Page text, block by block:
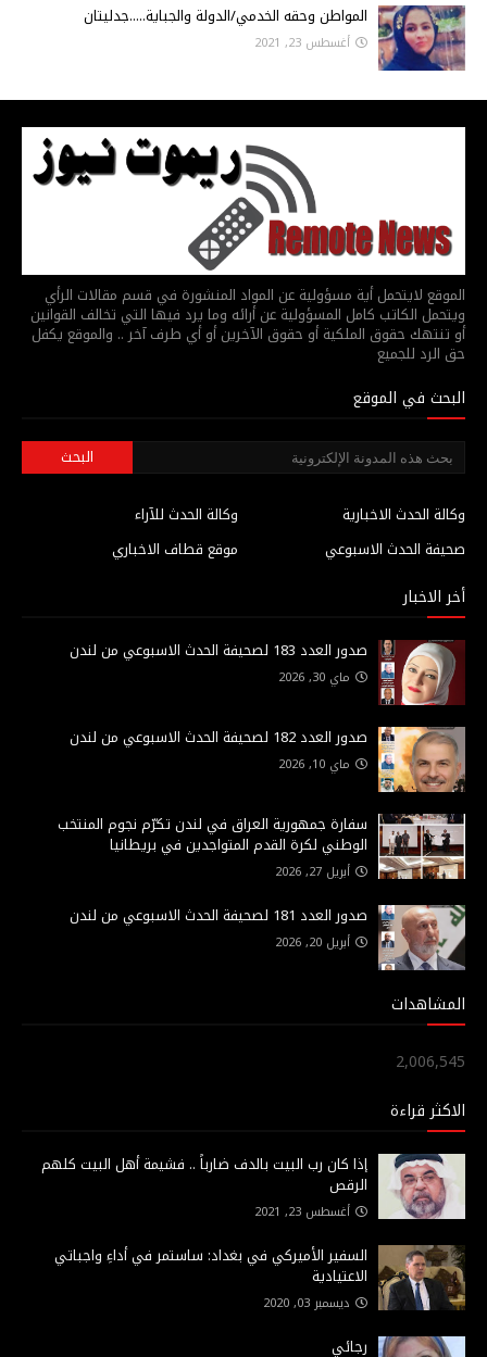
المواطن وحقه الخدمي/الدولة والجباية.....جدليتان
أغسطس 23, 2021
الموقع لايتحمل أية مسؤولية عن المواد المنشورة في قسم مقالات الرأي
ويتحمل الكاتب كامل المسؤولية عن أرائه وما يرد فيها التي تخالف القوانين
أو تنتهك حقوق الملكية أو حقوق الآخرين أو أي طرف آخر .. والموقع يكفل
حق الرد للجميع
البحث في الموقع
وكالة الحدث للآراء
وكالة الحدث الاخبارية
موقع قطاف الاخباري
صحيفة الحدث الاسبوعي
أخر الاخبار
صدور العدد 183 لصحيفة الحدث الاسبوعي من لندن
ماي 30, 2026
صدور العدد 182 لصحيفة الحدث الاسبوعي من لندن
ماي 10, 2026
سفارة جمهورية العراق في لندن تكرّم نجوم المنتخب
الوطني لكرة القدم المتواجدين في بريطانيا
أبريل 27, 2026
صدور العدد 181 لصحيفة الحدث الاسبوعي من لندن
أبريل 20, 2026
المشاهدات
2,006,545
الاكثر قراءة
إذا كان رب البيت بالدف ضارباً .. فشيمة أهل البيت كلهم
الرقص
أغسطس 23, 2021
السفير الأميركي في بغداد: ساستمر في أداءِ واجباتي
الاعتيادية
ديسمبر 03, 2020
رجائي